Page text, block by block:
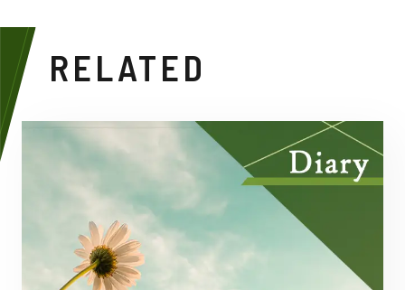
RELATED